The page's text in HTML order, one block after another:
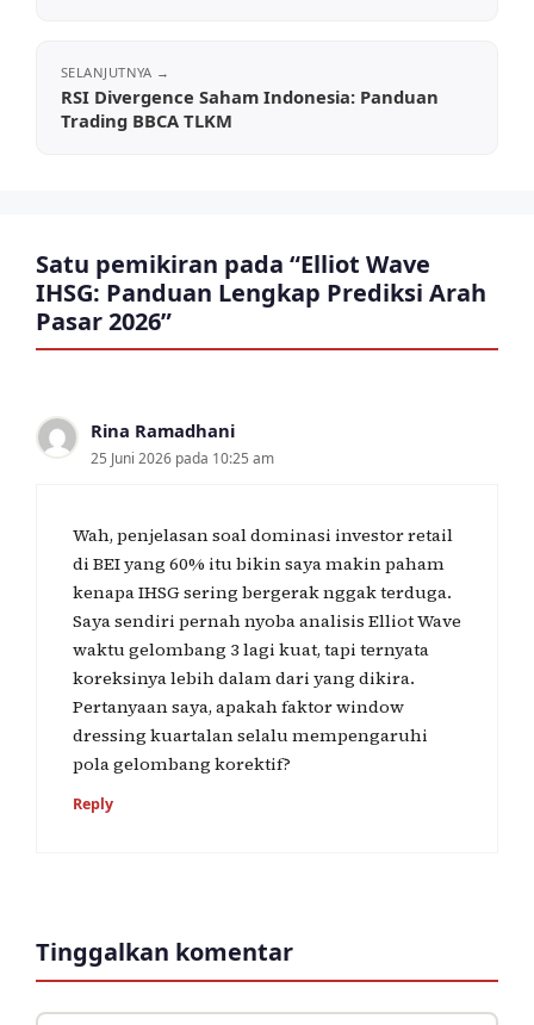
RSI Divergence Saham Indonesia: Panduan
Trading BBCA TLKM
Satu pemikiran pada “Elliot Wave
IHSG: Panduan Lengkap Prediksi Arah
Pasar 2026”
Rina Ramadhani
25 Juni 2026 pada 10:25 am
Wah, penjelasan soal dominasi investor retail
di BEI yang 60% itu bikin saya makin paham
kenapa IHSG sering bergerak nggak terduga.
Saya sendiri pernah nyoba analisis Elliot Wave
waktu gelombang 3 lagi kuat, tapi ternyata
koreksinya lebih dalam dari yang dikira.
Pertanyaan saya, apakah faktor window
dressing kuartalan selalu mempengaruhi
pola gelombang korektif?
Reply
Tinggalkan komentar